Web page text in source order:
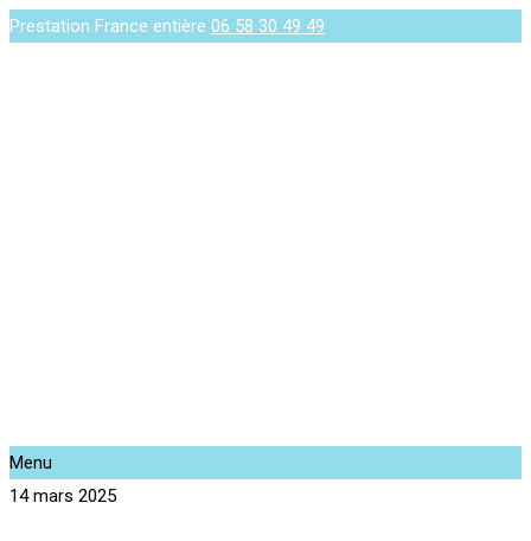
Prestation France entière 06 58 30 49 49
Menu
14 mars 2025